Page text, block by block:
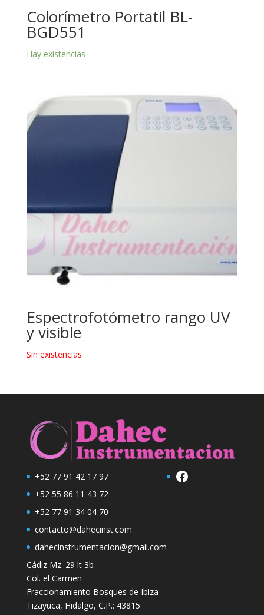
Colorímetro Portatil BL-
BGD551
Hay existencias
Espectrofotómetro rango UV
y visible
Sin existencias
+52 77 91 42 17 97
+52 55 86 11 43 72
+52 77 91 34 04 70
contacto@dahecinst.com
dahecinstrumentacion@gmail.com
Facebook
Cádiz Mz. 29 lt 3b
Col. el Carmen
Fraccionamiento Bosques de Ibiza
Tizayuca, Hidalgo, C.P.: 43815